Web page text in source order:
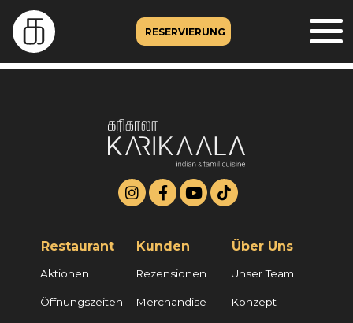
RESERVIERUNG
Restaurant
Aktionen
Öffnungszeiten
Kunden
Rezensionen
Merchandise
Über Uns
Unser Team
Konzept